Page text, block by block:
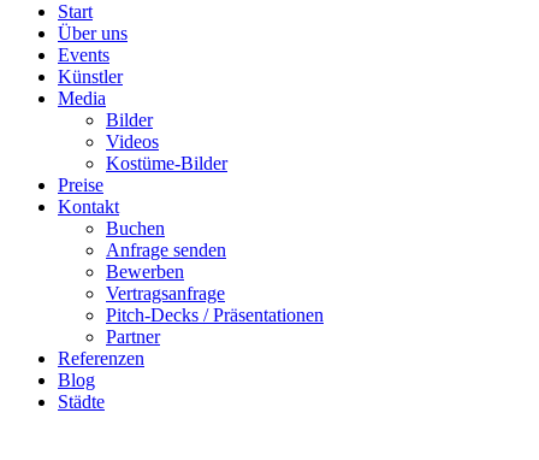
Start
Über uns
Events
Künstler
Media
Bilder
Videos
Kostüme-Bilder
Preise
Kontakt
Buchen
Anfrage senden
Bewerben
Vertragsanfrage
Pitch-Decks / Präsentationen
Partner
Referenzen
Blog
Städte